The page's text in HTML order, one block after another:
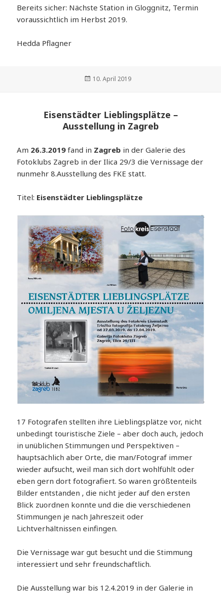
Bereits sicher: Nächste Station in Gloggnitz, Termin
voraussichtlich im Herbst 2019.
Hedda Pflagner
Veröffentlicht
10. April 2019
Eisenstädter Lieblingsplätze –
Ausstellung in Zagreb
Am 26.3.2019 fand in Zagreb in der Galerie des
Fotoklubs Zagreb in der Ilica 29/3 die Vernissage der
nunmehr 8.Ausstellung des FKE statt.
Titel: Eisenstädter Lieblingsplätze
17 Fotografen stellten ihre Lieblingsplätze vor, nicht
unbedingt touristische Ziele – aber doch auch, jedoch
in unüblichen Stimmungen und Perspektiven –
hauptsächlich aber Orte, die man/Fotograf immer
wieder aufsucht, weil man sich dort wohlfühlt oder
eben gern dort fotografiert. So waren größtenteils
Bilder entstanden , die nicht jeder auf den ersten
Blick zuordnen konnte und die die verschiedenen
Stimmungen je nach Jahreszeit oder
Lichtverhältnissen einfingen.
Die Vernissage war gut besucht und die Stimmung
interessiert und sehr freundschaftlich.
Die Ausstellung war bis 12.4.2019 in der Galerie in